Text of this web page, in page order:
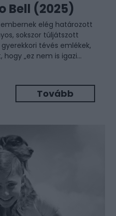
Bell (2025)
elég határozott
sokszor túljátszott
tévés emlékek,
„ez nem is igazi...
Tovább